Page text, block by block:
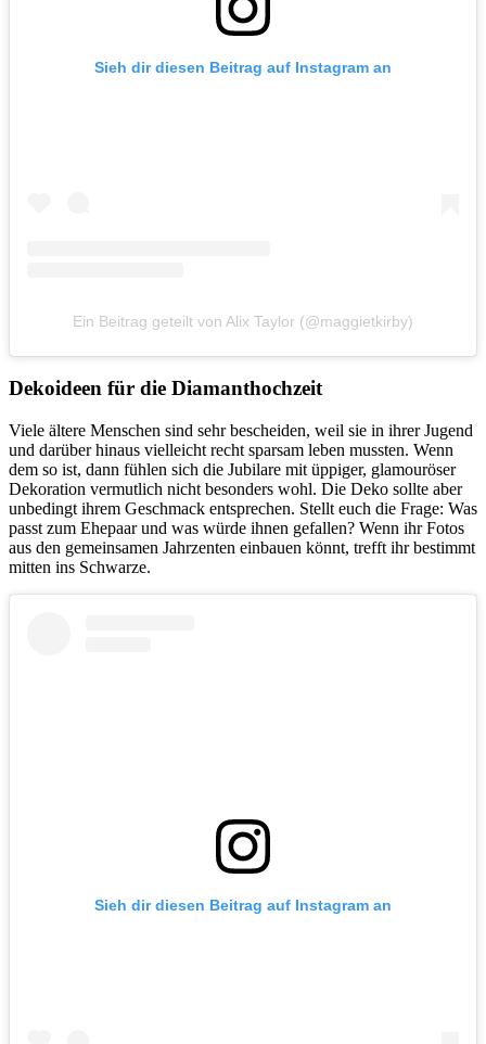
Sieh dir diesen Beitrag auf Instagram an
Ein Beitrag geteilt von Alix Taylor (@maggietkirby)
Dekoideen für die Diamanthochzeit
Viele ältere Menschen sind sehr bescheiden, weil sie in ihrer Jugend
und darüber hinaus vielleicht recht sparsam leben mussten. Wenn
dem so ist, dann fühlen sich die Jubilare mit üppiger, glamouröser
Dekoration vermutlich nicht besonders wohl. Die Deko sollte aber
unbedingt ihrem Geschmack entsprechen. Stellt euch die Frage: Was
passt zum Ehepaar und was würde ihnen gefallen? Wenn ihr Fotos
aus den gemeinsamen Jahrzenten einbauen könnt, trefft ihr bestimmt
mitten ins Schwarze.
Sieh dir diesen Beitrag auf Instagram an